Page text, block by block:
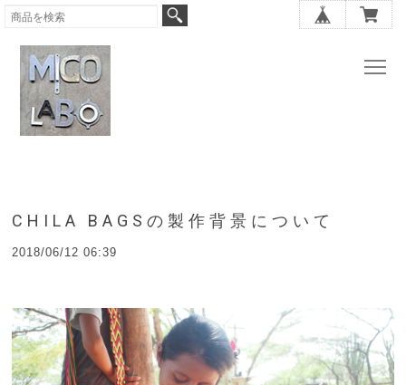
CHILA BAGSの製作背景について
2018/06/12 06:39